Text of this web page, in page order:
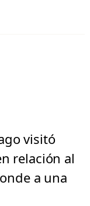
visitó
relación al
a una